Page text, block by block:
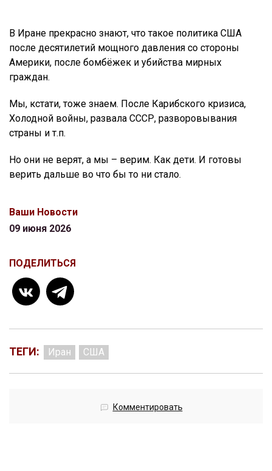
В Иране прекрасно знают, что такое политика США
после десятилетий мощного давления со стороны
Америки, после бомбёжек и убийства мирных
граждан.
Мы, кстати, тоже знаем. После Карибского кризиса,
Холодной войны, развала СССР, разворовывания
страны и т.п.
Но они не верят, а мы – верим. Как дети. И готовы
верить дальше во что бы то ни стало.
Ваши Новости
09 июня 2026
ПОДЕЛИТЬСЯ
ТЕГИ: Иран США
Комментировать